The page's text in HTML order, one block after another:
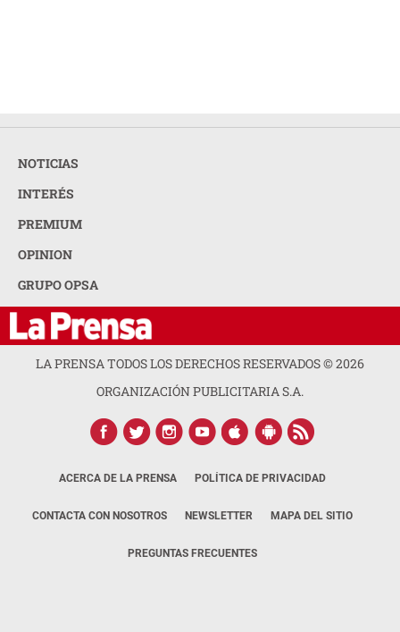
NOTICIAS
INTERÉS
PREMIUM
OPINION
GRUPO OPSA
LA PRENSA TODOS LOS DERECHOS RESERVADOS ©2026
ORGANIZACIÓN PUBLICITARIA S.A.
ACERCA DE LA PRENSA POLÍTICA DE PRIVACIDAD
CONTACTA CON NOSOTROS NEWSLETTER MAPA DEL SITIO
PREGUNTAS FRECUENTES